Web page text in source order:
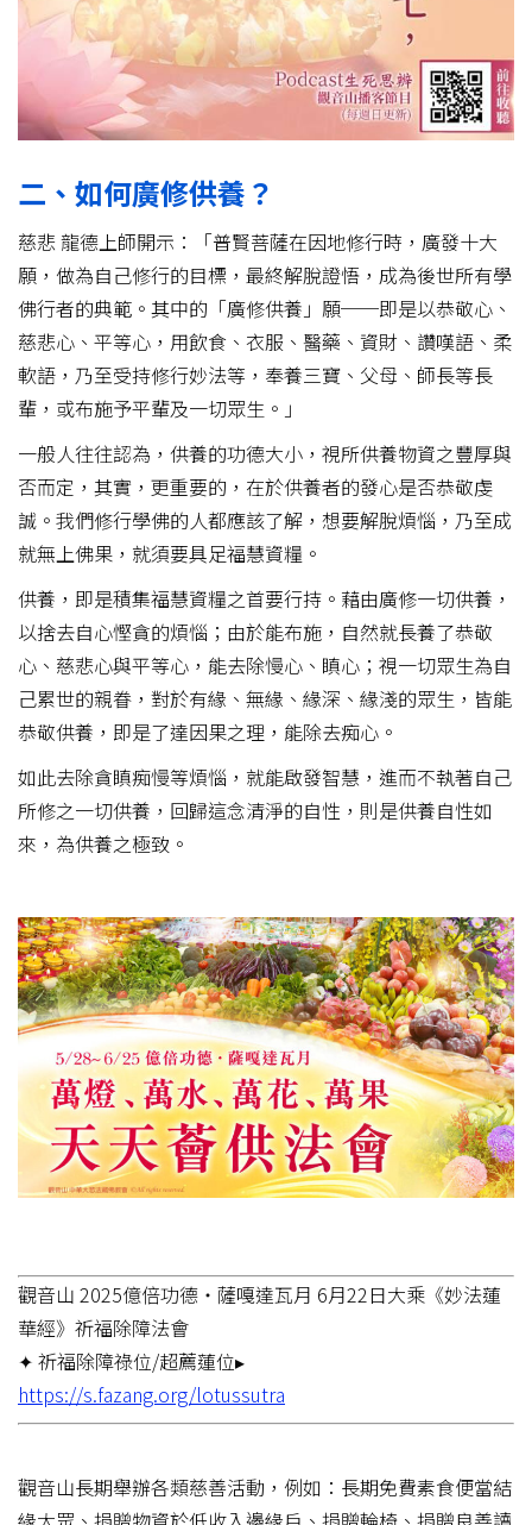
二、如何廣修供養？
慈悲 龍德上師開示：「普賢菩薩在因地修行時，廣發十大
願，做為自己修行的目標，最終解脫證悟，成為後世所有學
佛行者的典範。其中的「廣修供養」願──即是以恭敬心、
慈悲心、平等心，用飲食、衣服、醫藥、資財、讚嘆語、柔
軟語，乃至受持修行妙法等，奉養三寶、父母、師長等長
輩，或布施予平輩及一切眾生。」
一般人往往認為，供養的功德大小，視所供養物資之豐厚與
否而定，其實，更重要的，在於供養者的發心是否恭敬虔
誠。我們修行學佛的人都應該了解，想要解脫煩惱，乃至成
就無上佛果，就須要具足福慧資糧。
供養，即是積集福慧資糧之首要行持。藉由廣修一切供養，
以捨去自心慳貪的煩惱；由於能布施，自然就長養了恭敬
心、慈悲心與平等心，能去除慢心、瞋心；視一切眾生為自
己累世的親眷，對於有緣、無緣、緣深、緣淺的眾生，皆能
恭敬供養，即是了達因果之理，能除去痴心。
如此去除貪瞋痴慢等煩惱，就能啟發智慧，進而不執著自己
所修之一切供養，回歸這念清淨的自性，則是供養自性如
來，為供養之極致。
觀音山 2025億倍功德‧薩嘎達瓦月 6月22日大乘《妙法蓮
華經》祈福除障法會
✦ 祈福除障祿位/超薦蓮位▸
https://s.fazang.org/lotussutra
觀音山長期舉辦各類慈善活動，例如：長期免費素食便當結